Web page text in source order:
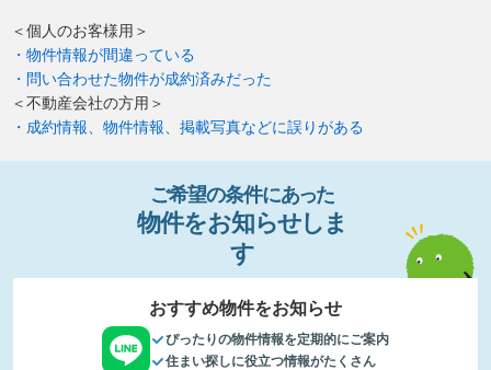
＜個人のお客様用＞
・物件情報が間違っている
・問い合わせた物件が成約済みだった
＜不動産会社の方用＞
・成約情報、物件情報、掲載写真などに誤りがある
ご希望の条件にあった
物件をお知らせし ま
す
おすすめ物件をお知らせ
ぴったりの物件情報を定期的にご案内
住まい探しに役立つ情報がたくさん